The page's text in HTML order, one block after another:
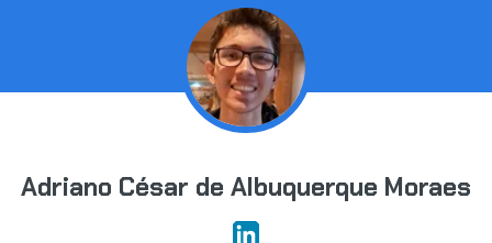
Adriano César de Albuquerque Moraes